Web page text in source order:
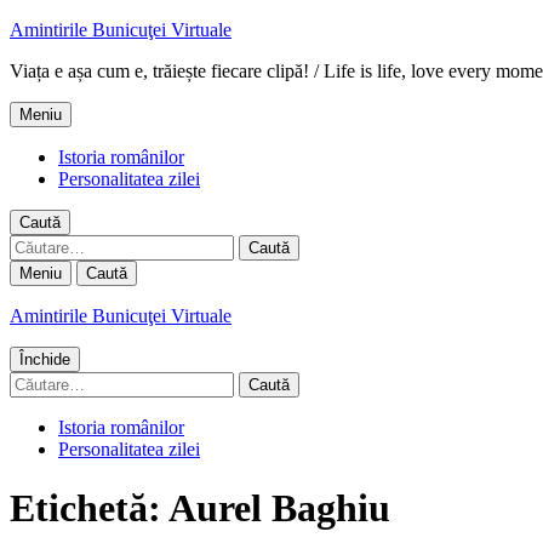
Amintirile Bunicuţei Virtuale
Viața e așa cum e, trăiește fiecare clipă! / Life is life, love every
Meniu
Istoria românilor
Personalitatea zilei
Caută
Caută
după:
Meniu Caută
Amintirile Bunicuţei Virtuale
Închide
Caută
după:
Istoria românilor
Personalitatea zilei
Etichetă: Aurel Baghiu